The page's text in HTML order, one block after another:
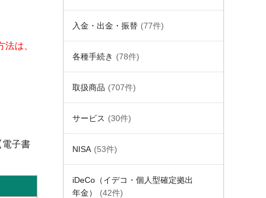
入金・出金・振替 (77件)
各種手続き (78件)
取扱商品 (707件)
サービス (30件)
NISA (53件)
iDeCo（イデコ・個人型確定拠出
年金）
(42件)
は、
電子書